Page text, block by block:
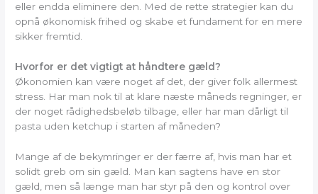
eller endda eliminere den. Med de rette strategier kan du
opnå økonomisk frihed og skabe et fundament for en mere
sikker fremtid.
Hvorfor er det vigtigt at håndtere gæld?
Økonomien kan være noget af det, der giver folk allermest
stress. Har man nok til at klare næste måneds regninger, er
der noget rådighedsbeløb tilbage, eller har man dårligt til
pasta uden ketchup i starten af måneden?
Mange af de bekymringer er der færre af, hvis man har et
solidt greb om sin gæld. Man kan sagtens have en stor
gæld, men så længe man har styr på den og kontrol over